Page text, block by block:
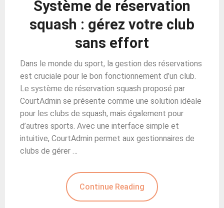
Système de réservation
squash : gérez votre club
sans effort
Dans le monde du sport, la gestion des réservations
est cruciale pour le bon fonctionnement d’un club.
Le système de réservation squash proposé par
CourtAdmin se présente comme une solution idéale
pour les clubs de squash, mais également pour
d’autres sports. Avec une interface simple et
intuitive, CourtAdmin permet aux gestionnaires de
clubs de gérer …
Continue Reading